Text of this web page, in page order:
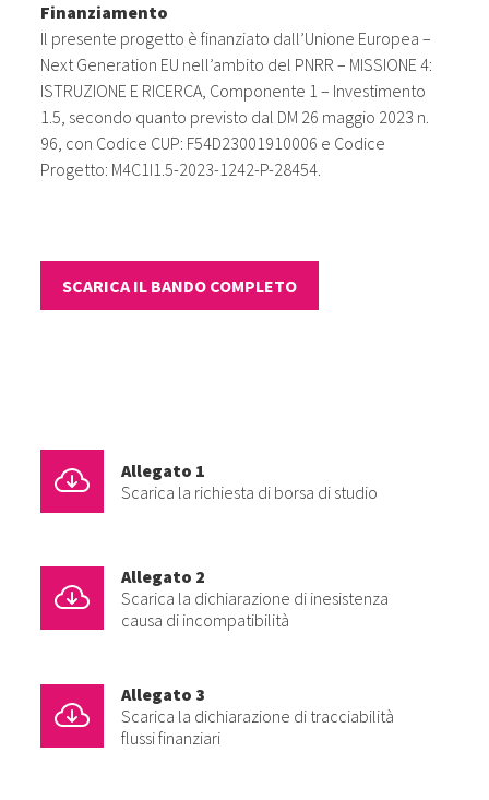
Finanziamento
Il presente progetto è finanziato dall’Unione Europea –
Next Generation EU nell’ambito del PNRR – MISSIONE 4:
ISTRUZIONE E RICERCA, Componente 1 – Investimento
1.5, secondo quanto previsto dal DM 26 maggio 2023 n.
96, con Codice CUP: F54D23001910006 e Codice
Progetto: M4C1I1.5-2023-1242-P-28454.
SCARICA IL BANDO COMPLETO
Allegato 1
Scarica la richiesta di borsa di studio
Allegato 2
Scarica la dichiarazione di inesistenza
causa di incompatibilità
Allegato 3
Scarica la dichiarazione di tracciabilità
flussi finanziari